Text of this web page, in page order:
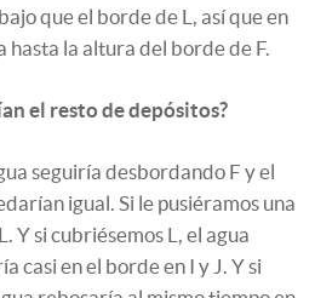
que el borde de L, así que en
hasta la altura del borde de F.
el resto de depósitos?
seguiría desbordando F y el
igual. Si le pusiéramos una
Y si cubriésemos L, el agua
casi en el borde en I y J. Y si